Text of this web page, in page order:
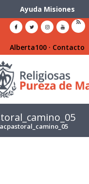
Ayuda Misiones
Alberta100 · Contacto
acpastoral_camino_05